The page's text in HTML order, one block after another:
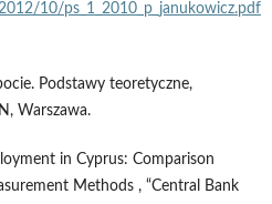
10/ps_1_2010_p_janukowicz.pdf
Podstawy teoretyczne,
Warszawa.
in Cyprus: Comparison
Methods , “Central Bank